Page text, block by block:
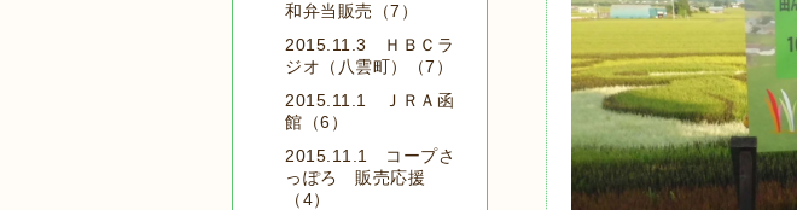
和弁当販売（7）
2015.11.3 ＨＢＣラ
ジオ（八雲町）（7）
2015.11.1 ＪＲＡ函
館（6）
2015.11.1 コープさ
っぽろ 販売応援
（4）